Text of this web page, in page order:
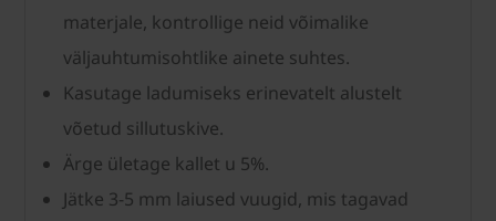
materjale, kontrollige neid võimalike
väljauhtumisohtlike ainete suhtes.
Kasutage ladumiseks erinevatelt alustelt
võetud sillutuskive.
Ärge ületage kallet u 5%.
Jätke 3-5 mm laiused vuugid, mis tagavad